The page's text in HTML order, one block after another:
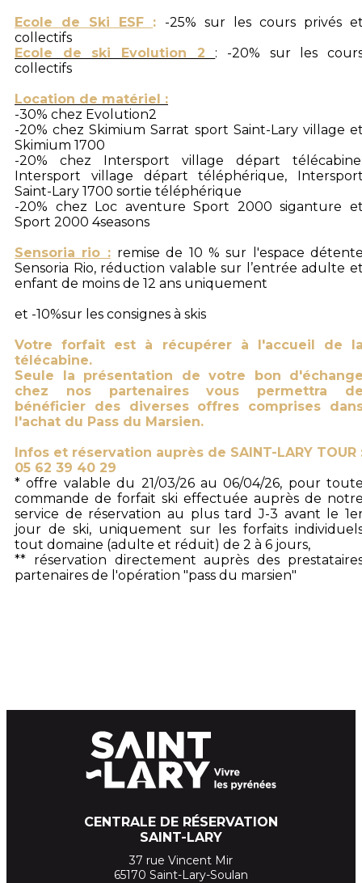
Ecole de Ski ESF : -25% sur les cours privés
collectifs
Ecole de ski Evolution 2 : -20% sur les
collectifs
Location de matériel :
-30% chez Evolution2
-20% chez Skimium Sarrat sport Saint-Lary village
Skimium 1700
-20% chez Intersport village départ
Intersport village départ téléphérique,
Saint-Lary 1700 sortie téléphérique
-20% chez Loc aventure Sport 2000 siganture
Sport 2000 4seasons
Sensoria rio : remise de 10 % sur l'espace
Sensoria Rio, réduction valable sur l’entrée adulte
enfant de moins de 12 ans uniquement
et -10%sur les consignes à skis
Votre forfait est à récupérer à l'accueil de
télécabine.
Seule la présentation de votre bon
chez nos partenaires vous permettra
bénéficier des diverses offres comprises
l'achat du Pass du Marsien.
Infos et réservation auprès de SAINT-LARY TOUR
05 62 39 40 29
* offre valable du 21/03/26 au 06/04/26, pour
commande de forfait ski effectuée auprès de
service de réservation au plus tard J-3 avant le
jour de ski, uniquement sur les forfaits
tout domaine (adulte et réduit) de 2 à 6 jours,
** réservation directement auprès des
partenaires de l'opération "pass du marsien"
CENTRALE DE RÉSERVATION
SAINT-LARY
37 rue Vincent Mir
65170 Saint-Lary-Soulan